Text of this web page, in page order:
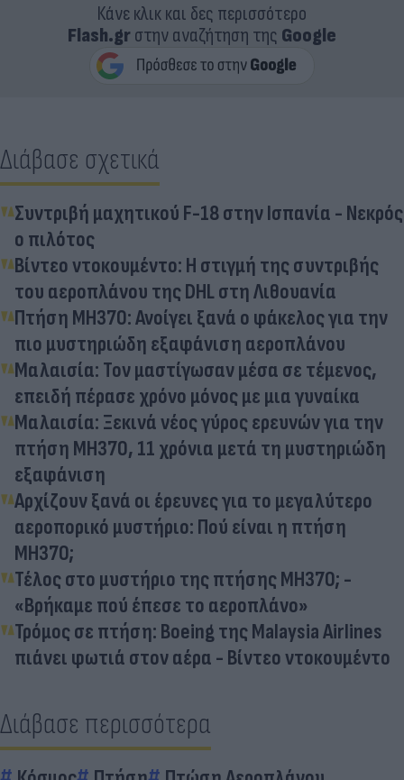
Κάνε κλικ και δες περισσότερο
Flash.grστην αναζήτηση της Google
Διάβασε σχετικά
Συντριβή μαχητικού F-18 στην Ισπανία - Νεκρός
ο πιλότος
Βίντεο ντοκουμέντο: Η στιγμή της συντριβής
του αεροπλάνου της DHL στη Λιθουανία
Πτήση MH370: Ανοίγει ξανά ο φάκελος για την
πιο μυστηριώδη εξαφάνιση αεροπλάνου
Μαλαισία: Τον μαστίγωσαν μέσα σε τέμενος,
επειδή πέρασε χρόνο μόνος με μια γυναίκα
Μαλαισία: Ξεκινά νέος γύρος ερευνών για την
πτήση MH370, 11 χρόνια μετά τη μυστηριώδη
εξαφάνιση
Αρχίζουν ξανά οι έρευνες για το μεγαλύτερο
αεροπορικό μυστήριο: Πού είναι η πτήση
MH370;
Τέλος στο μυστήριο της πτήσης MH370; -
«Βρήκαμε πού έπεσε το αεροπλάνο»
Τρόμος σε πτήση: Boeing της Malaysia Airlines
πιάνει φωτιά στον αέρα - Βίντεο ντοκουμέντο
Διάβασε περισσότερα